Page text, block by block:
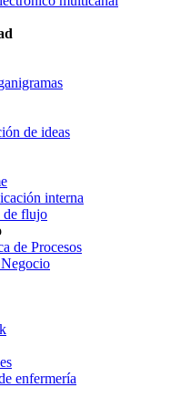
de ideas
interna
de flujo
de Procesos
enfermería